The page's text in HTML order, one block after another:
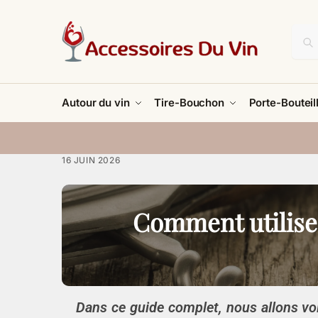
Autour du vin Tire-Bouchon Porte-
16 JUIN 2026
Comment
Dans ce guide complet, nous allons